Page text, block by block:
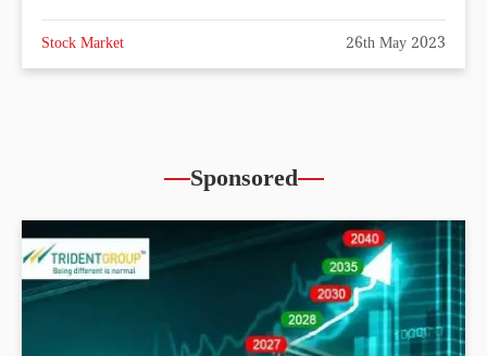
Stock Market 26th May 2023
Sponsored